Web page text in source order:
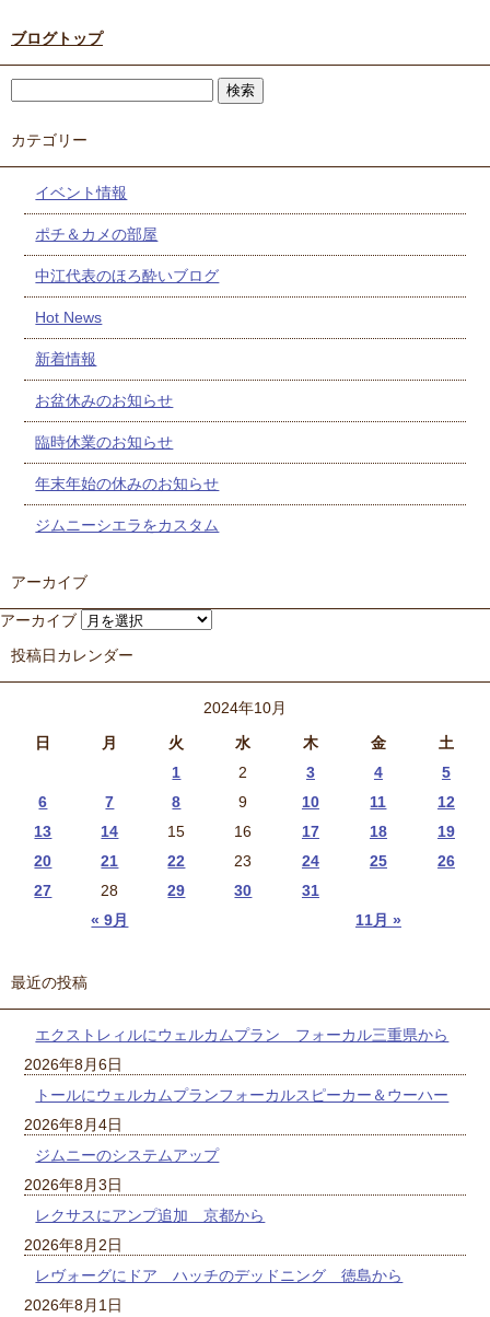
ブログトップ
カテゴリー
イベント情報
ポチ＆カメの部屋
中江代表のほろ酔いブログ
Hot News
新着情報
お盆休みのお知らせ
臨時休業のお知らせ
年末年始の休みのお知らせ
ジムニーシエラをカスタム
アーカイブ
アーカイブ
投稿日カレンダー
2024年10月
日
月 火 水 木 金 土
« 9月 11月 »
1 2 3 4
5
6
7 8 9 10 11
12
13
14 15 16 17 18
19
20
21 22 23 24 25
26
27
28 29 30 31
最近の投稿
エクストレィルにウェルカムプラン フォーカル三重県から
2026年8月6日
トールにウェルカムプランフォーカルスピーカー＆ウーハー
2026年8月4日
ジムニーのシステムアップ
2026年8月3日
レクサスにアンプ追加 京都から
2026年8月2日
レヴォーグにドア ハッチのデッドニング 徳島から
2026年8月1日